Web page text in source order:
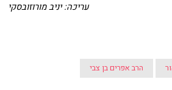
עריכה: יניב מורוזובסקי
הרב אפרים בן צבי